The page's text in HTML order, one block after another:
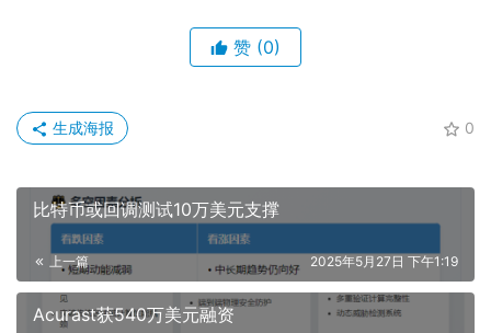
赞 (0)
0
生成海报
比特币或回调测试10万美元支撑
上一篇 2025年5月27日 下午1:19
Acurast获540万美元融资